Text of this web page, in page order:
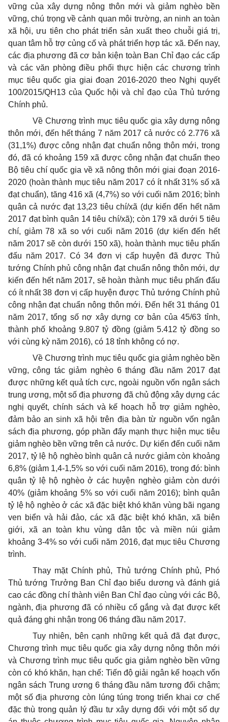
vững của xây dựng nông thôn mới và giảm nghèo bền
vững, chú trọng về cảnh quan môi trường, an ninh an toàn
xã hội, ưu tiên cho phát triển sản xuất theo chuỗi giá trị,
quan tâm hỗ trợ củng cố và phát triển hợp tác xã. Đến nay,
các địa phương đã cơ bản kiện toàn Ban Chỉ đạo các cấp
và các văn phòng điều phối thực hiện các chương trình
mục tiêu quốc gia giai đoạn 2016-2020 theo Nghị quyết
100/2015/QH13 của Quốc hội và chỉ đạo của Thủ tướng
Chính phủ.
Về Chương trình mục tiêu quốc gia xây dựng nông
thôn mới, đến hết tháng 7 năm 2017 cả nước có 2.776 xã
(31,1%) được công nhận đạt chuẩn nông thôn mới, trong
đó, đã có khoảng 159 xã được công nhận đạt chuẩn theo
Bộ tiêu chí quốc gia về xã nông thôn mới giai đoạn 2016-
2020 (hoàn thành mục tiêu năm 2017 có ít nhất 31% số xã
đạt chuẩn), tăng 416 xã (4,7%) so với cuối năm 2016; bình
quân cả nước đạt 13,23 tiêu chí/xã (dự kiến đến hết năm
2017 đạt bình quân 14 tiêu chí/xã); còn 179 xã dưới 5 tiêu
chí, giảm 78 xã so với cuối năm 2016 (dự kiến đến hết
năm 2017 sẽ còn dưới 150 xã), hoàn thành mục tiêu phấn
đấu năm 2017. Có 34 đơn vị cấp huyện đã được Thủ
tướng Chính phủ công nhận đạt chuẩn nông thôn mới, dự
kiến đến hết năm 2017, sẽ hoàn thành mục tiêu phấn đấu
có ít nhất 38 đơn vị cấp huyện được Thủ tướng Chính phủ
công nhận đạt chuẩn nông thôn mới. Đến hết 31 tháng 01
năm 2017, tổng số nợ xây dựng cơ bản của 45/63 tỉnh,
thành phố khoảng 9.807 tỷ đồng (giảm 5.412 tỷ đồng so
với cùng kỳ năm 2016), có 18 tỉnh không có nợ.
Về Chương trình mục tiêu quốc gia giảm nghèo bền
vững, công tác giảm nghèo 6 tháng đầu năm 2017 đạt
được những kết quả tích cực, ngoài nguồn vốn ngân sách
trung ương, một số địa phương đã chủ động xây dựng các
nghị quyết, chính sách và kế hoạch hỗ trợ giảm nghèo,
đảm bảo an sinh xã hội trên địa bàn từ nguồn vốn ngân
sách địa phương, góp phần đẩy mạnh thực hiện mục tiêu
giảm nghèo bền vững trên cả nước. Dự kiến đến cuối năm
2017, tỷ lệ hộ nghèo bình quân cả nước giảm còn khoảng
6,8% (giảm 1,4-1,5% so với cuối năm 2016), trong đó: bình
quân tỷ lệ hộ nghèo ở các huyện nghèo giảm còn dưới
40% (giảm khoảng 5% so với cuối năm 2016); bình quân
tỷ lệ hộ nghèo ở các xã đặc biệt khó khăn vùng bãi ngang
ven biển và hải đảo, các xã đặc biệt khó khăn, xã biên
giới, xã an toàn khu vùng dân tộc và miền núi giảm
khoảng 3-4% so với cuối năm 2016, đạt mục tiêu Chương
trình.
Thay mặt Chính phủ, Thủ tướng Chính phủ, Phó
Thủ tướng Trưởng Ban Chỉ đạo biểu dương và đánh giá
cao các đồng chí thành viên Ban Chỉ đạo cùng với các Bộ,
ngành, địa phương đã có nhiều cố gắng và đạt được kết
quả đáng ghi nhận trong 06 tháng đầu năm 2017.
Tuy nhiên, bên cạnh những kết quả đã đạt được,
Chương trình mục tiêu quốc gia xây dựng nông thôn mới
và Chương trình mục tiêu quốc gia giảm nghèo bền vững
còn có khó khăn, hạn chế: Tiến độ giải ngân kế hoạch vốn
ngân sách Trung ương 6 tháng đầu năm tương đối chậm;
một số địa phương còn lúng túng trong triển khai cơ chế
đặc thù trong quản lý đầu tư xây dựng đối với một số dự